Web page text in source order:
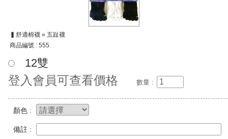
▍舒適棉襪 » 五趾襪
商品編號 : 555
12雙
登入會員可查看價格 數量 :
顏色 :
備註 :